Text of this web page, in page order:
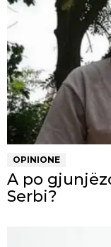
OPINIONE
A po
Serbi?